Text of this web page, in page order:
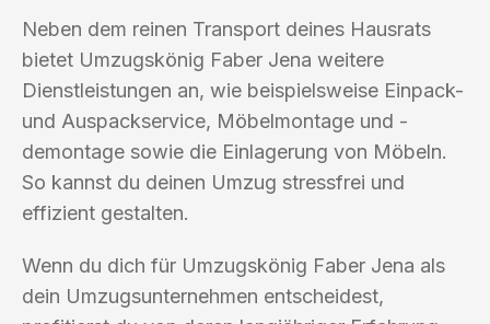
Neben dem reinen Transport deines Hausrats
bietet Umzugskönig Faber Jena weitere
Dienstleistungen an, wie beispielsweise Einpack-
und Auspackservice, Möbelmontage und -
demontage sowie die Einlagerung von Möbeln.
So kannst du deinen Umzug stressfrei und
effizient gestalten.
Wenn du dich für Umzugskönig Faber Jena als
dein Umzugsunternehmen entscheidest,